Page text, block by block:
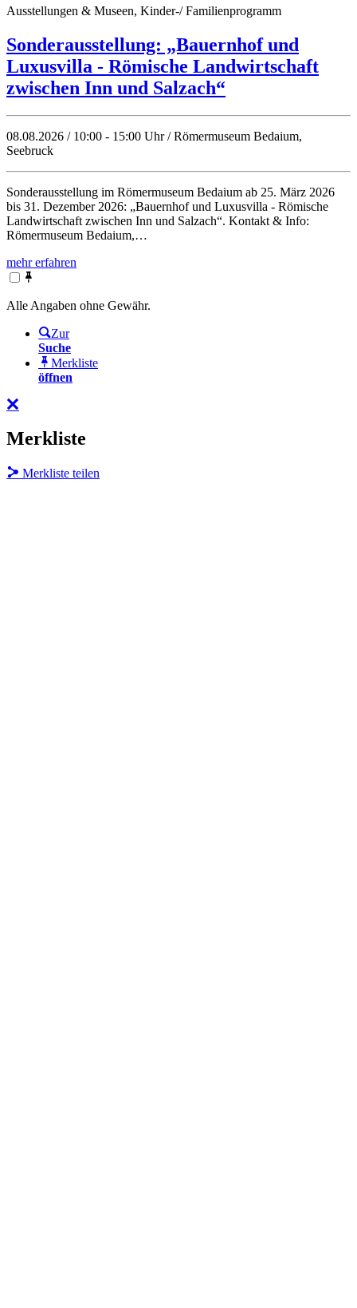
Ausstellungen & Museen, Kinder-/ Familienprogramm
Sonderausstellung: „Bauernhof und
Luxusvilla - Römische Landwirtschaft
zwischen Inn und Salzach“
08.08.2026 / 10:00 - 15:00 Uhr / Römermuseum Bedaium,
Seebruck
Sonderausstellung im Römermuseum Bedaium ab 25. März 2026
bis 31. Dezember 2026: „Bauernhof und Luxusvilla - Römische
Landwirtschaft zwischen Inn und Salzach“. Kontakt & Info:
Römermuseum Bedaium,…
mehr erfahren
Alle Angaben ohne Gewähr.
Zur
Suche
Merkliste
öffnen
Merkliste
Merkliste teilen